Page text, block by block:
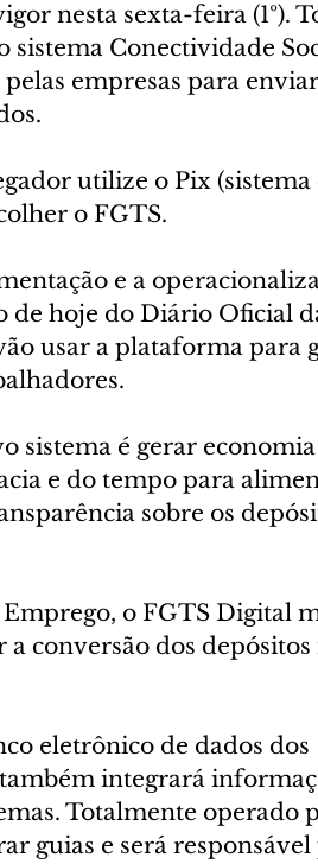
nesta sexta-feira (1º).
Conectividade
empresas para enviar
utilize o Pix (sistema
o FGTS.
e a
hoje do Diário Oficial
usar a plataforma para
sistema é gerar economia
e do tempo para
sobre os
o FGTS Digital
conversão dos depósitos
eletrônico de dados dos
integrará
Totalmente operado
guias e será